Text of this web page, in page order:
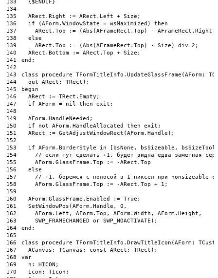
133
134
135
136
137
138
139
140
141
142
143
144
145
146
147
148
149
150
151
152
153
154
155
156
157
158
159
160
161
162
163
164
165
166
167
168
169
170
{ $ ENDIF }
ARect . Right : = ARect . Left + Size ;
if
( AForm. WindowState = wsMaximized )
then
ARect . Top : = ( Abs ( AFrameRect . Top ) - AFrameRect . Right
else
ARect . Top : = ( Abs ( AFrameRect . Top ) - Size ) div 2 ;
ARect . Bottom : = ARect . Top + Size ;
end ;
class procedure TFormTitleInfo . UpdateGlassFrame ( AForm:
out
ARect : TRect ) ;
begin
ARect
: = TRect . Empty ;
if
AForm = nil then exit ;
AForm. HandleNeeded ;
if
not AForm. HandleAllocated then exit ;
ARect
: = GetAdjustWindowRect ( AForm. Handle ) ;
if AForm. BorderStyle in bsNone , bsSizeable ,
// если тут сделать +1, будет видна едва заметная
AForm. GlassFrame . Top : = -ARect . Top
else
// +1, боремся с полосой в 1 пиксел при nonsizeable
AForm. GlassFrame . Top : = -ARect . Top + 1 ;
AForm. GlassFrame . Enabled : = True ;
SetWindowPos ( AForm. Handle , 0 ,
AForm. Left , AForm. Top , AForm. Width , AForm. Height ,
SWP_FRAMECHANGED or SWP_NOACTIVATE ) ;
end ;
class procedure TFormTitleInfo . DrawTitleIcon ( AForm:
ACanvas : TCanvas ; const ARect : TRect ) ;
var
h : HICON ;
Icon : TIcon ;